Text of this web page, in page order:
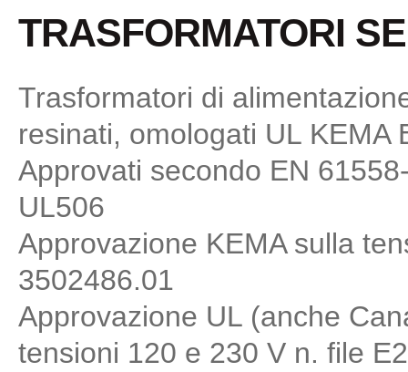
TRASFORMATORI
Trasformatori di
resinati, omologati UL KEMA
Approvati secondo EN
UL506
Approvazione KEMA sulla
3502486.01
Approvazione UL (anche
tensioni 120 e 230 V n. file